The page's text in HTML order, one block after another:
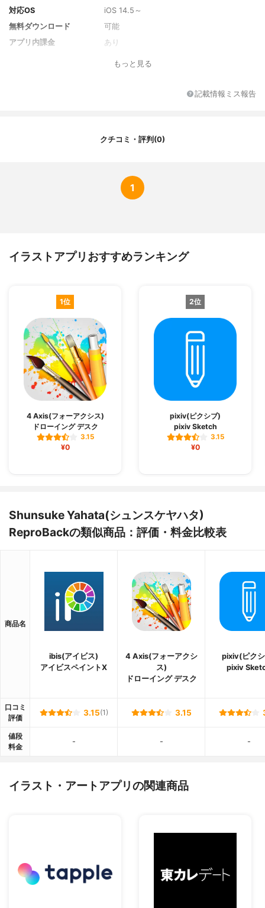
対応OS
iOS 14.5～
無料ダウンロード
可能
アプリ内課金
あり
もっと見る
記載情報ミス報告
クチコミ・評判(0)
1
イラストアプリおすすめランキング
1位
4 Axis(フォーアクシス)
ドローイング デスク
3.15
¥0
2位
pixiv(ピクシブ)
pixiv Sketch
3.15
¥0
Shunsuke Yahata(シュンスケヤハタ)
ReproBackの類似商品：評価・料金比較表
商品名
ibis(アイビス)
アイビスペイント‪X
4 Axis(フォーアクシ
ス)
ドローイング デスク
pixiv(ピク
pixiv
口コミ
評価
3.15(1) 3.15
値段
料金
- - -
イラスト・アートアプリの関連商品